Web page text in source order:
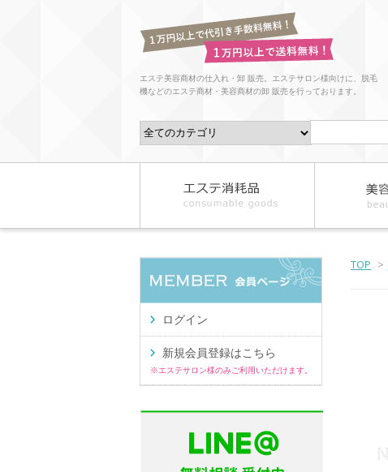
エステ美容商材の仕入れ・卸 販売。エステサロン様向けに、脱毛
機などのエステ商材・美容商材の卸 販売を行っております。
TOP >
ログイン
新規会員登録はこちら
※エステサロン様のみご利用いただけます。